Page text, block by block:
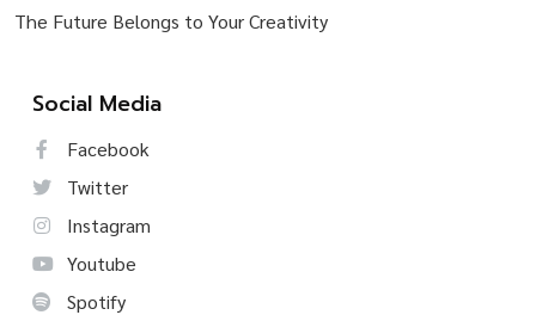
The Future Belongs to Your Creativity
Social Media
Facebook
Twitter
Instagram
Youtube
Spotify